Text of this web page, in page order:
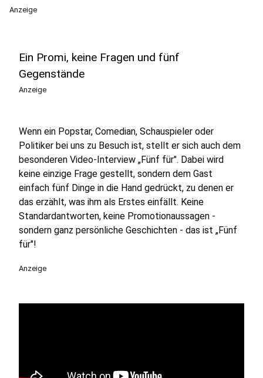
Anzeige
Ein Promi, keine Fragen und fünf
Gegenstände
Anzeige
Wenn ein Popstar, Comedian, Schauspieler oder
Politiker bei uns zu Besuch ist, stellt er sich auch dem
besonderen Video-Interview „Fünf für". Dabei wird
keine einzige Frage gestellt, sondern dem Gast
einfach fünf Dinge in die Hand gedrückt, zu denen er
das erzählt, was ihm als Erstes einfällt. Keine
Standardantworten, keine Promotionaussagen -
sondern ganz persönliche Geschichten - das ist „Fünf
für"!
Anzeige